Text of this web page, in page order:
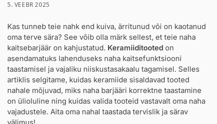
5. VEEBR 2025
Kas tunneb teie nahk end kuiva, ärritunud või on kaotanud
oma terve sära? See võib olla märk sellest, et teie naha
kaitsebarjäär on kahjustatud. Keramiiditooted on
asendamatuks lahenduseks naha kaitsefunktsiooni
taastamisel ja vajaliku niiskustasakaalu tagamisel. Selles
artiklis selgitame, kuidas keramiide sisaldavad tooted
nahale mõjuvad, miks naha barjääri korrektne taastamine
on ülioluline ning kuidas valida tooteid vastavalt oma naha
vajadustele. Aita oma nahal taastada tervislik ja särav